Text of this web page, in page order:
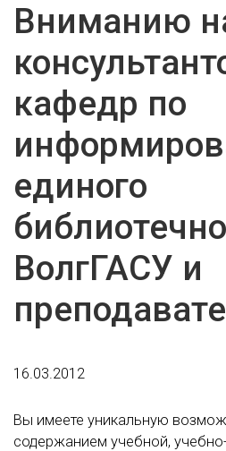
Вниманию
кафедр по
единого
ВолгГАСУ и
16.03.2012
Вы имеете уникальную
содержанием учебной,